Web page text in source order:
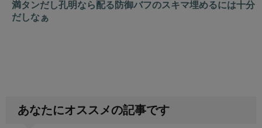
満タンだし孔明なら配る防御バフのスキマ埋めるには十分
だしなぁ
あなたにオススメの記事です